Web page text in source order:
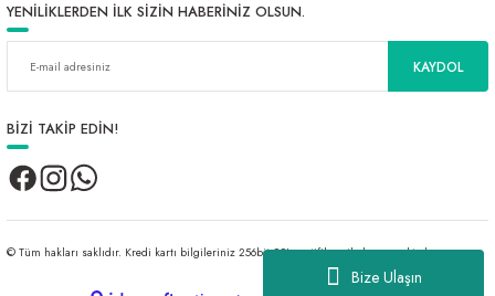
Bize Ulaşın
YENİLİKLERDEN İLK SİZİN HABERİNİZ OLSUN.
KAYDOL
BİZİ TAKİP EDİN!
© Tüm hakları saklıdır. Kredi kartı bilgileriniz 256bit SSL sertifikası ile korunmaktadır.